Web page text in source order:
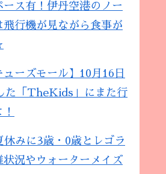
ース有！伊丹空港のノー
飛行機が見ながら食事が
ューズモール】10月16日
た「TheKids」にまた行
休みに3歳・0歳とレゴラ
状況やウォーターメイズ